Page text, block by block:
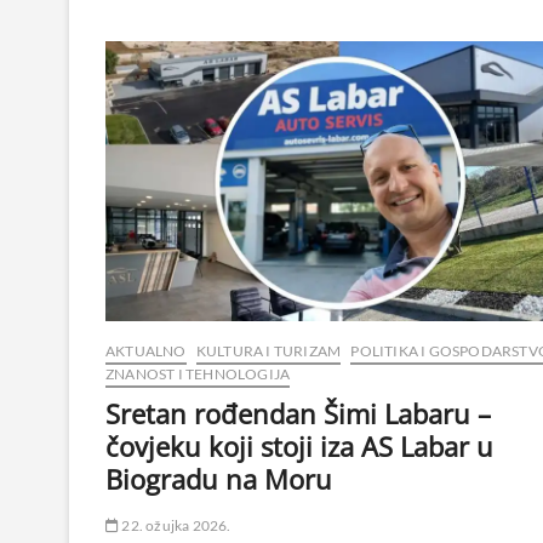
AKTUALNO KULTURA I TURIZAM
POLITIKA I
ZNANOST I TEHNOLOGIJA
Sretan rođendan Šimi Labaru –
čovjeku koji stoji iza AS Labar u
Biogradu na Moru
22. ožujka 2026.